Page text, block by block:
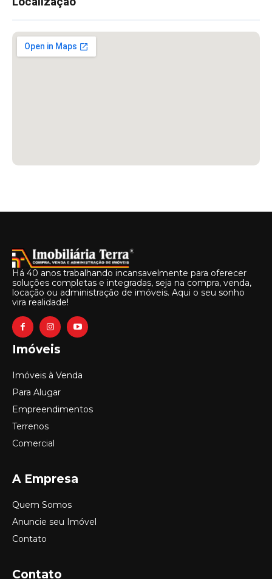
Há 40 anos trabalhando incansavelmente para oferecer
soluções completas e integradas, seja na compra, venda,
locação ou administração de imóveis. Aqui o seu sonho
vira realidade!
Imóveis
Imóveis à Venda
Para Alugar
Empreendimentos
Terrenos
Comercial
A Empresa
Quem Somos
Anuncie seu Imóvel
Contato
Contato